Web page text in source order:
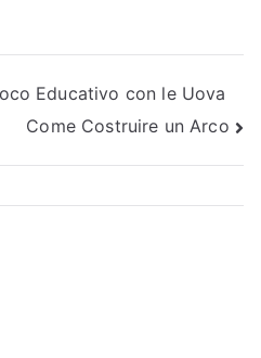
Educativo con le Uova
Come Costruire un Arco